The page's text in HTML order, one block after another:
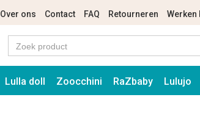
Over ons Contact FAQ Retourneren Werken
Lulla doll Zoocchini RaZbaby Lulujo